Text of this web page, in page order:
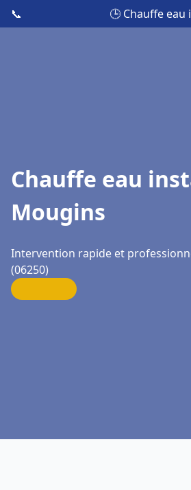
📞 🕒 Chauffe
Chauffe eau
Mougins
Intervention rapide et
(06250)